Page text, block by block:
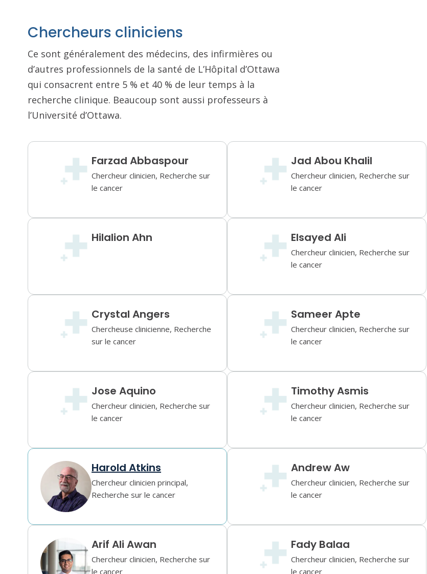
Chercheurs cliniciens
Ce sont généralement des médecins, des infirmières ou
d’autres professionnels de la santé de L’Hôpital d’Ottawa
qui consacrent entre 5 % et 40 % de leur temps à la
recherche clinique. Beaucoup sont aussi professeurs à
l’Université d’Ottawa.
Farzad Abbaspour
Chercheur clinicien, Recherche sur
le cancer
Jad Abou Khalil
Chercheur clinicien, Recherche sur
le cancer
Hilalion Ahn Elsayed Ali
Chercheur clinicien, Recherche sur
le cancer
Crystal Angers
Chercheuse clinicienne, Recherche
sur le cancer
Sameer Apte
Chercheur clinicien, Recherche sur
le cancer
Jose Aquino
Chercheur clinicien, Recherche sur
le cancer
Timothy Asmis
Chercheur clinicien, Recherche sur
le cancer
Harold Atkins
Chercheur clinicien principal,
Recherche sur le cancer
Andrew Aw
Chercheur clinicien, Recherche sur
le cancer
Arif Ali Awan
Chercheur clinicien, Recherche sur
le cancer
Fady Balaa
Chercheur clinicien, Recherche sur
le cancer